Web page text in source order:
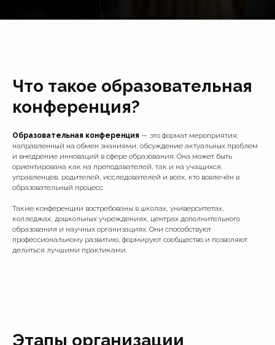
Что такое образовательная
конференция?
Образовательная конференция — это формат мероприятия,
направленный на обмен знаниями, обсуждение актуальных проблем
и внедрение инноваций в сфере образования. Она может быть
ориентирована как на преподавателей, так и на учащихся,
управленцев, родителей, исследователей и всех, кто вовлечён в
образовательный процесс.
Такие конференции востребованы в школах, университетах,
колледжах, дошкольных учреждениях, центрах дополнительного
образования и научных организациях. Они способствуют
профессиональному развитию, формируют сообщество и позволяют
делиться лучшими практиками.
Этапы организации